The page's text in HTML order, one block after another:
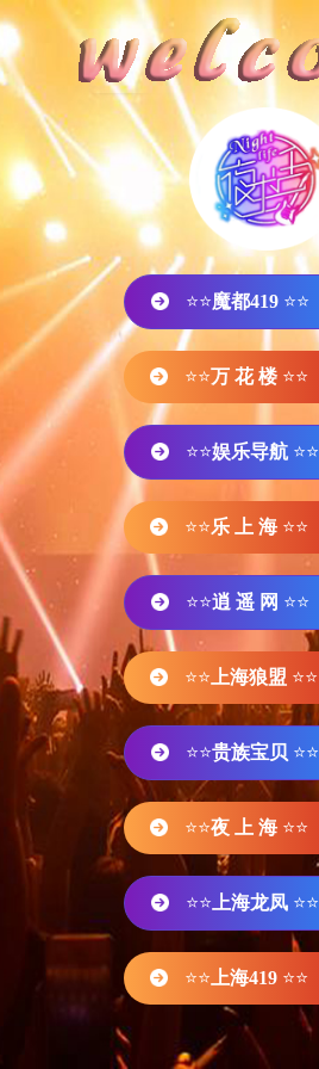
⭐⭐魔都419 ⭐⭐
⭐⭐万 花 楼 ⭐⭐
⭐⭐娱乐导航 ⭐⭐
⭐⭐乐 上 海 ⭐⭐
⭐⭐逍 遥 网 ⭐⭐
⭐⭐ 上海狼盟 ⭐⭐
⭐⭐贵族宝贝 ⭐⭐
⭐⭐夜 上 海 ⭐⭐
⭐⭐ 上海龙凤 ⭐⭐
⭐⭐ 上海419 ⭐⭐